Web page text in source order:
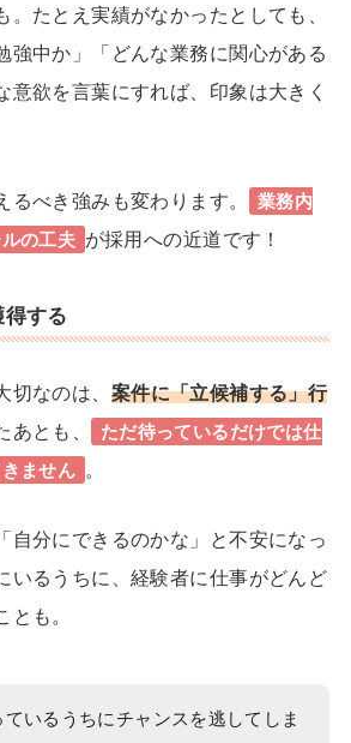
。たとえ実績がなかったとしても、
強中か」「どんな業務に関心がある
意欲を言葉にすれば、印象は大きく
るべき強みも変わります。
業務内
の工夫 が採用への近道です！
する
切なのは、 案件に「立候補する」行
あとも、
ただ待っているだけでは仕
ません
。
自分にできるのかな」と不安になっ
いるうちに、経験者に仕事がどんど
とも。
ているうちにチャンスを逃してしま